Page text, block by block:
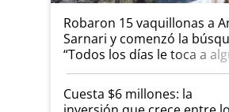
Robaron 15 vaquillonas a
Sarnari y comenzó la
“Todos los días le toca a
productor”
Cuesta $6 millones: la